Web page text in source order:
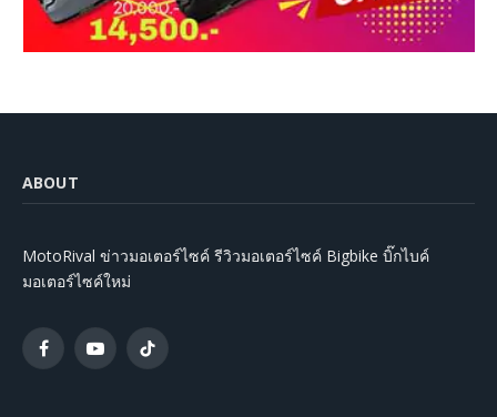
ABOUT
MotoRival ข่าวมอเตอร์ไซค์ รีวิวมอเตอร์ไซค์ Bigbike บิ๊กไบค์
มอเตอร์ไซค์ใหม่
FacebookYouTubeTikTok